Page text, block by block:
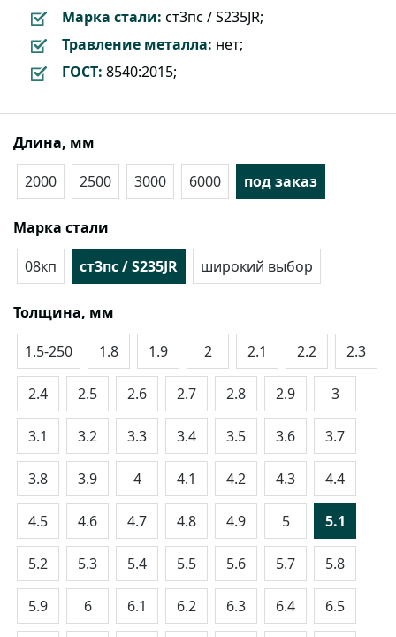
Марка стали: ст3пс / S235JR;
Травление металла: нет;
ГОСТ: 8540:2015;
Длина, мм
2000
2500 3000 6000 под заказ
Марка стали
08кп
ст3пс / S235JR широкий выбор
Толщина, мм
1.5-250
1.8 1.9 2 2.1 2.2 2.3
2.4 2.5 2.6 2.7 2.8 2.9 3
3.1 3.2 3.3 3.4 3.5 3.6 3.7
3.8 3.9 4 4.1 4.2 4.3 4.4
4.5 4.6 4.7 4.8 4.9 5 5.1
5.2 5.3 5.4 5.5 5.6 5.7 5.8
5.9 6 6.1 6.2 6.3 6.4 6.5